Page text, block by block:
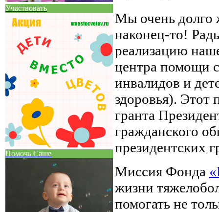
Участвовать
Помочь Саше
Мы очень долго
наконец-то!
реализацию
центра помощи
инвалидов и
здоровья). Этот
гранта
гражданского
президентских
Миссия Фонда
жизни
помогать не